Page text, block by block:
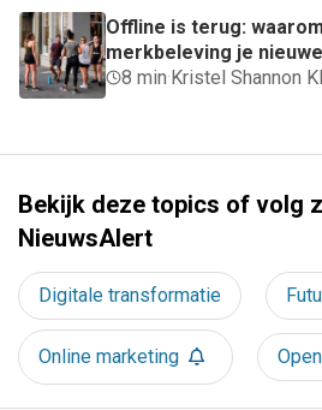
Offline is terug:
merkbeleving je
8 min·Kristel Shannon
Bekijk deze topics of volg
NieuwsAlert
Digitale transformatie
Online marketing